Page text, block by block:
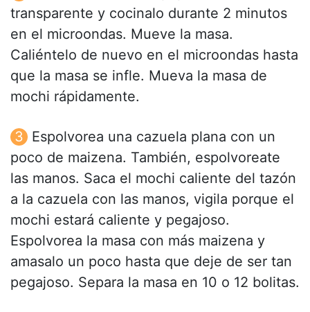
transparente y cocinalo durante 2 minutos
en el microondas. Mueve la masa.
Caliéntelo de nuevo en el microondas hasta
que la masa se infle. Mueva la masa de
mochi rápidamente.
Espolvorea una cazuela plana con un
poco de maizena. También, espolvoreate
las manos. Saca el mochi caliente del tazón
a la cazuela con las manos, vigila porque el
mochi estará caliente y pegajoso.
Espolvorea la masa con más maizena y
amasalo un poco hasta que deje de ser tan
pegajoso. Separa la masa en 10 o 12 bolitas.